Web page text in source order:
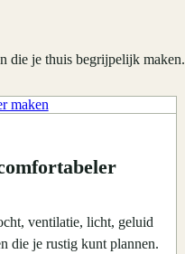
die je thuis begrijpelijk maken.
ventilatie, licht, geluid
die je rustig kunt plannen.